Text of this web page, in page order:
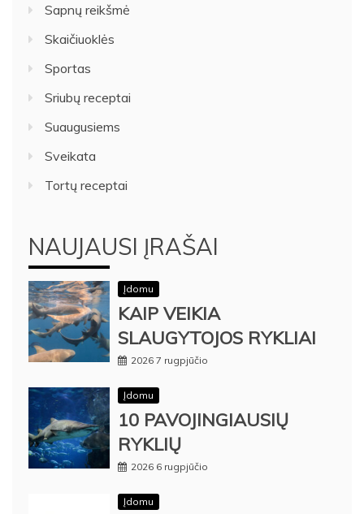
Sapnų reikšmė
Skaičiuoklės
Sportas
Sriubų receptai
Suaugusiems
Sveikata
Tortų receptai
NAUJAUSI ĮRAŠAI
Įdomu
KAIP VEIKIA
SLAUGYTOJOS RYKLIAI
2026 7 rugpjūčio
Įdomu
10 PAVOJINGIAUSIŲ
RYKLIŲ
2026 6 rugpjūčio
Įdomu